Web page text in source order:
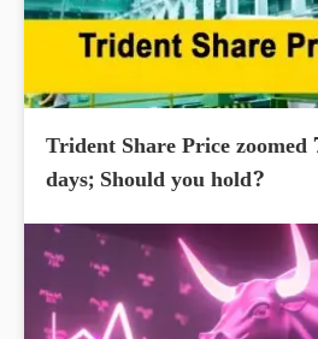
Trident Share Price
days; Should you hold?